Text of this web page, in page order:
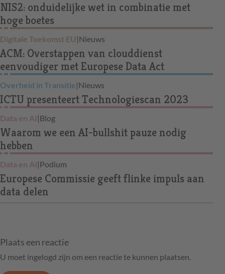
NIS2: onduidelijke wet in combinatie met
hoge boetes
Digitale Toekomst EU |Nieuws
ACM: Overstappen van clouddienst
eenvoudiger met Europese Data Act
Overheid in Transitie|Nieuws
ICTU presenteert Technologiescan 2023
Data en AI |Blog
Waarom we een AI-bullshit pauze nodig
hebben
Data en AI |Podium
Europese Commissie geeft flinke impuls aan
data delen
Plaats een reactie
U moet ingelogd zijn om een reactie te kunnen plaatsen.